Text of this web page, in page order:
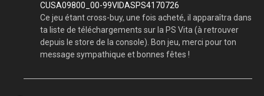
CUSA09800_00-99VIDASPS4170726
Ce jeu étant cross-buy, une fois acheté, il apparaîtra dans
ta liste de téléchargements sur la PS Vita (à retrouver
depuis le store de la console). Bon jeu, merci pour ton
message sympathique et bonnes fêtes !